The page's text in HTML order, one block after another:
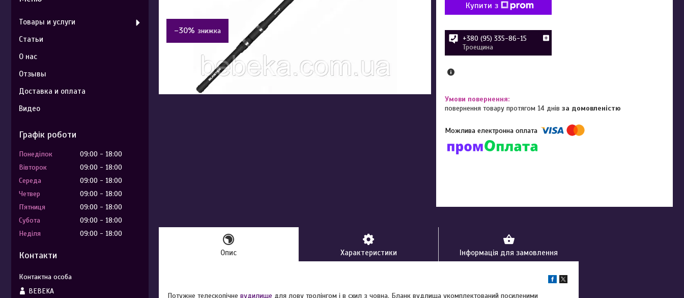
–30%
Купити з
+380 (95) 335-86-15
Троещина
повернення товару протягом 14 днівза домовленістю
Опис Характеристики Інформація для замовлення
Потужне телескопічне вудилище для лову тролінгом і в схил з човна. Бланк вудлища укомплектований посиленими
Товары и услуги
Статьи
О нас
Отзывы
Доставка и оплата
Видео
Графік роботи
Понеділок 09:00
18:00
Вівторок
09:00
18:00
Середа
09:00
18:00
Четвер
09:00
18:00
Пʼятниця
09:00
18:00
Субота
09:00
18:00
Неділя
09:00 18:00
Контакти
BEBEKA